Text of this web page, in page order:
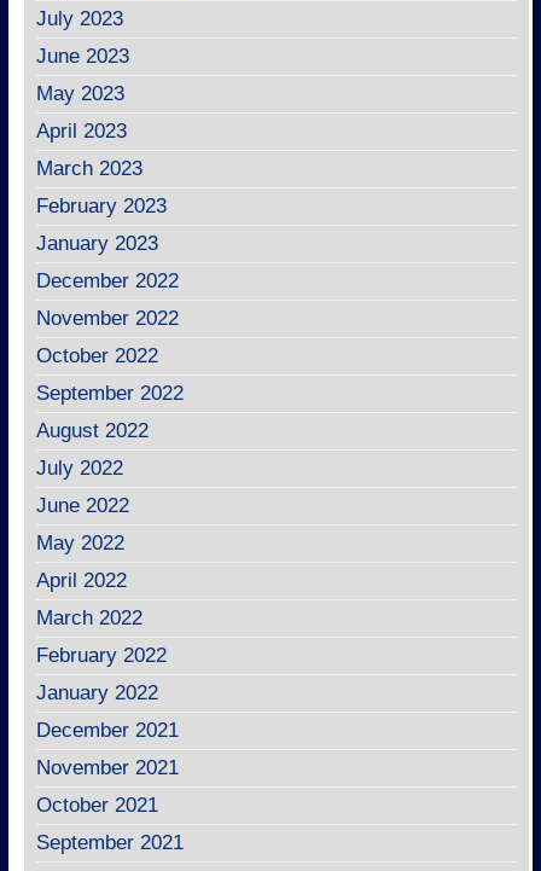
July 2023
June 2023
May 2023
April 2023
March 2023
February 2023
January 2023
December 2022
November 2022
October 2022
September 2022
August 2022
July 2022
June 2022
May 2022
April 2022
March 2022
February 2022
January 2022
December 2021
November 2021
October 2021
September 2021